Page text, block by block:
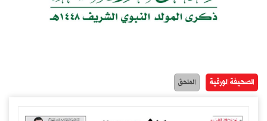
الصحيفة الورقية الملحق